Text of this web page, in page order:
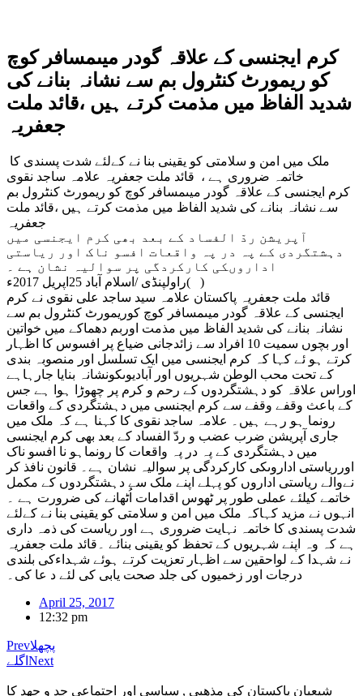
کرم ایجنسی کے علاقہ گودر میںمسافر کوچ
کو ریمورٹ کنٹرول بم سے نشانہ بنانے کی
شدید الفاظ میں مذمت کرتے ہیں ،قائد ملت
جعفریہ
خاتمہ ضروری ہے ، قائد ملت جعفریہ علامہ ساجد نقوی
کرم ایجنسی کے علاقہ گودر میںمسافر کوچ کو ریمورٹ کنٹرول بم
سے نشانہ بنانے کی شدید الفاظ میں مذمت کرتے ہیں ،قائد ملت
جعفریہ
آپریشن ردّ الفساد کے بعد بھی کرم ایجنسی میں
دہشتگردی کے پہ در پہ واقعات افسو ناک اور ریاستی
اداروںکی کارکردگی پر سوالیہ نشان ہے ۔
راولپنڈی /اسلام آباد 25اپریل 2017ء( )
قائد ملت جعفریہ پاکستان علامہ سید ساجد علی نقوی نے کرم
ایجنسی کے علاقہ گودر میںمسافر کوچ کوریمورٹ کنٹرول بم سے
نشانہ بنانے کی شدید الفاظ میں مذمت اوربم دھماکے میں خواتین
اور بچوں سمیت 10 افراد سے زائدجانی ضیاع پر افسوس کا اظہار
کرتے ہو ئے کہا کہ کرم ایجنسی میں ایک تسلسل اور منصوبہ بندی
کے تحت محب الوطن شہریوں اور آبادیوںکونشانہ بنایا جارہاہے
اوراس علاقہ کو دہشتگردوں کے رحم و کرم پر چھوڑا ہوا ہے جس
کے باعث وقفے وقفے سے کرم ایجنسی میں دہشتگردی کے واقعات
رونما ہو رہے ہیں۔ علامہ ساجد نقوی کا کہنا ہے کہ ملک میں
جاری آپریشن ضرب عضب و ردّ الفساد کے بعد بھی کرم ایجنسی
میں دہشتگردی کے پہ در پہ واقعات کا رونماہو نا افسو ناک
اورریاستی اداروںکی کارکردگی پر سوالیہ نشان ہے۔ قانون نافذ کر
نےوالے ریاستی اداروں کو پہلے اپنے ملک سے دہشتگردوں کے مکمل
خاتمے کیلئے عملی طور پر ٹھوس اقدامات اُٹھانے کی ضرورت ہے ۔
انہوں نے مزید کہاکہ ملک میں امن و سلامتی کو یقینی بنا نے کےلئے
شدت پسندی کا خاتمہ نہایت ضروری ہے اور ریاست کی ذمہ داری
ہے کہ وہ اپنے شہریوں کے تحفظ کو یقینی بنائے ۔قائد ملت جعفریہ
نے شہدا کے لواحقین سے اظہار تعزیت کرتے ہوئے شہداءکی بلندی
درجات اور زخمیوں کی جلد صحت یابی کی لئے د عا کی۔
April 25, 2017
12:32 pm
Prevپچھلا
اگلے Next
شیعیان پاکستان کی مذهبی , سیاسی اور اجتماعی جد و جهد کا